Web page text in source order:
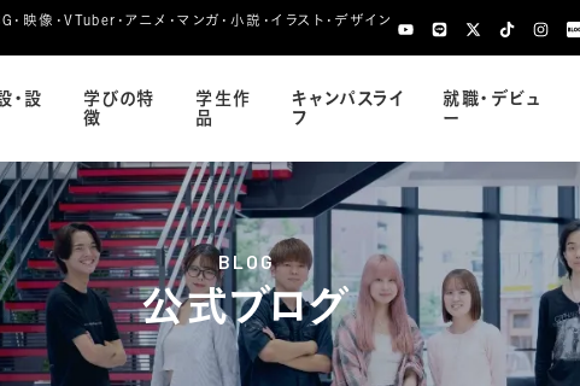
像・VTuber・アニメ・マンガ・小説・イラスト・デザイン
・設
学びの特
徴
学生作
品
キャンパスライ
フ
就職・デビュ
ー
BLOG
公式ブログ